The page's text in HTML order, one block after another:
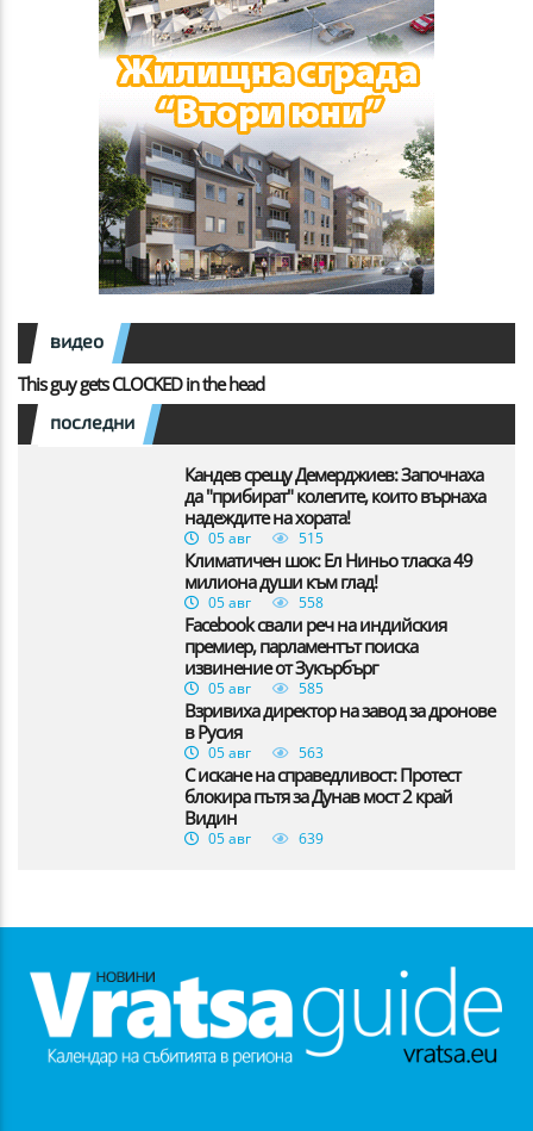
видео
This guy gets CLOCKED in the head
последни
Кандев срещу Демерджиев: Започнаха
да "прибират" колегите, които върнаха
надеждите на хората!
05 авг 515
Климатичен шок: Ел Ниньо тласка 49
милиона души към глад!
05 авг 558
Facebook свали реч на индийския
премиер, парламентът поиска
извинение от Зукърбърг
05 авг 585
Взривиха директор на завод за дронове
в Русия
05 авг 563
С искане на справедливост: Протест
блокира пътя за Дунав мост 2 край
Видин
05 авг 639